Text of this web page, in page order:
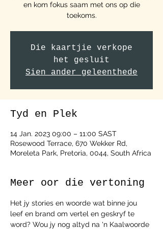
en kom fokus saam met ons op die
toekoms.
Die kaartjie verkope
het gesluit
Sien ander geleenthede
Tyd en Plek
14 Jan. 2023 09:00 – 11:00 SAST
Rosewood Terrace, 670 Wekker Rd,
Moreleta Park, Pretoria, 0044, South Africa
Meer oor die vertoning
Het jy stories en woorde wat binne jou
leef en brand om vertel en geskryf te
word? Wou jy nog altyd na 'n Kaalwoorde